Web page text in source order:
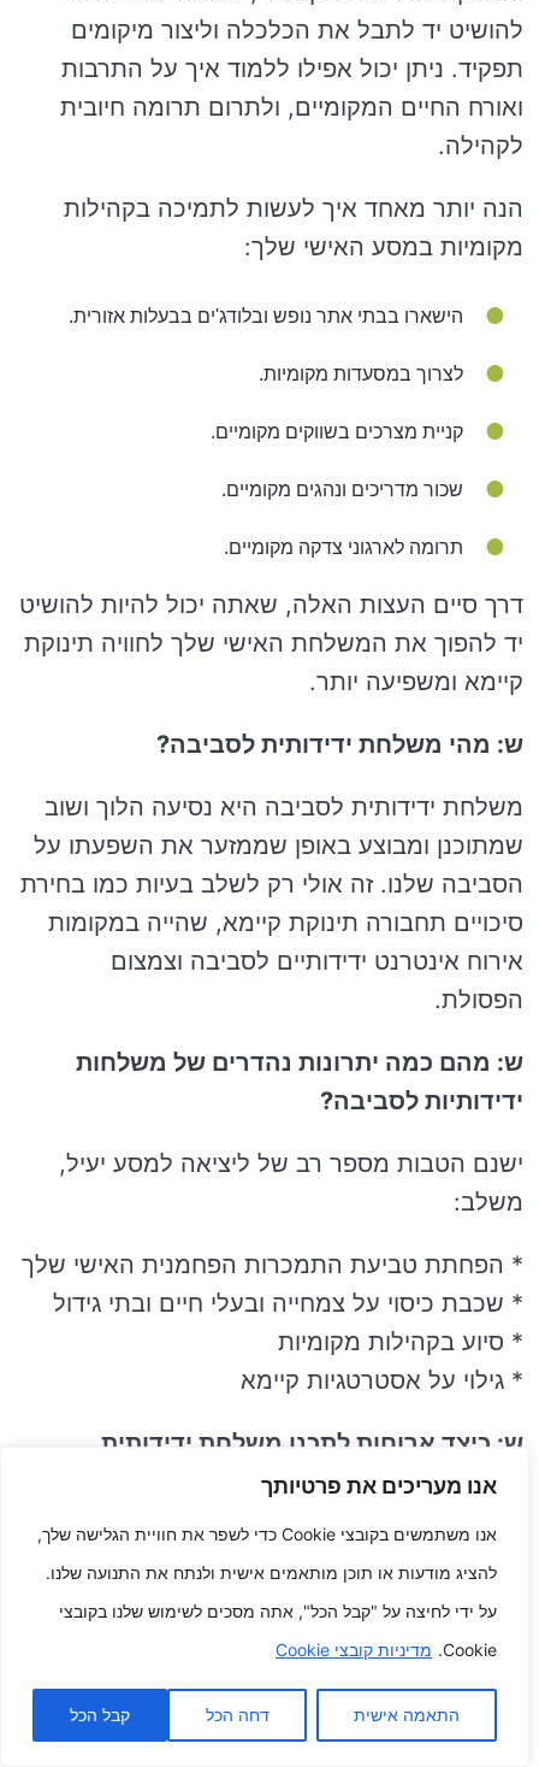
אנו מעריכים את פרטיותך
אנו משתמשים בקובצי Cookie כדי לשפר את חוויית הגלישה שלך,
להציג מודעות או תוכן מותאמים אישית ולנתח את התנועה שלנו.
על ידי לחיצה על "קבל הכל", אתה מסכים לשימוש שלנו בקובצי
Cookie. מדיניות קובצי Cookie
התאמה אישית דחה הכל קבל הכל
להושיט יד לתבל את הכלכלה וליצור מיקומים
תפקיד. ניתן יכול אפילו ללמוד איך על התרבות
ואורח החיים המקומיים, ולתרום תרומה חיובית
לקהילה.
הנה יותר מאחד איך לעשות לתמיכה בקהילות
מקומיות במסע האישי שלך:
הישארו בבתי אתר נופש ובלודג'ים בבעלות אזורית.
לצרוך במסעדות מקומיות.
קניית מצרכים בשווקים מקומיים.
שכור מדריכים ונהגים מקומיים.
תרומה לארגוני צדקה מקומיים.
דרך סיים העצות האלה, שאתה יכול להיות להושיט
יד להפוך את המשלחת האישי שלך לחוויה תינוקת
קיימא ומשפיעה יותר.
ש: מהי משלחת ידידותית לסביבה?
משלחת ידידותית לסביבה היא נסיעה הלוך ושוב
שמתוכנן ומבוצע באופן שממזער את השפעתו על
הסביבה שלנו. זה אולי רק לשלב בעיות כמו בחירת
סיכויים תחבורה תינוקת קיימא, שהייה במקומות
אירוח אינטרנט ידידותיים לסביבה וצמצום
הפסולת.
ש: מהם כמה יתרונות נהדרים של משלחות
ידידותיות לסביבה?
ישנם הטבות מספר רב של ליציאה למסע יעיל,
משלב:
* הפחתת טביעת התמכרות הפחמנית האישי שלך
* שכבת כיסוי על צמחייה ובעלי חיים ובתי גידול
* סיוע בקהילות מקומיות
* גילוי על אסטרטגיות קיימא
ש: כיצד ארוחות לתכנן משלחת ידידותית
לסביבה?
יש יותר מאחד בעיות שאתה יכול להיות לעשות כדי
לתכנן משלחת ידידותית לסביבה, משלב:
* בחירת סיכוי תחבורה תינוקת קיימא
* שהייה במקומות אירוח אינטרנט ידידותיים
לסביבה